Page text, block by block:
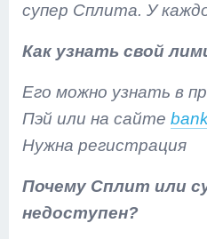
супер Сплита. У
Как узнать свой
Его можно узнать в
Пэй или на сайте
Нужна регистрация
Почему Сплит или
недоступен?